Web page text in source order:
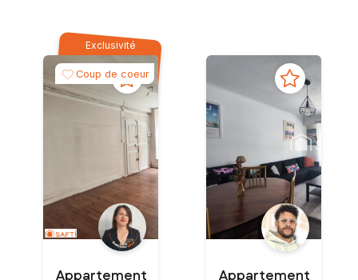
Exclusivité
Coup de coeur
Appartement Appartement